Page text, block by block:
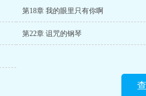
第18章 我的眼里只有你啊
第22章 诅咒的钢琴